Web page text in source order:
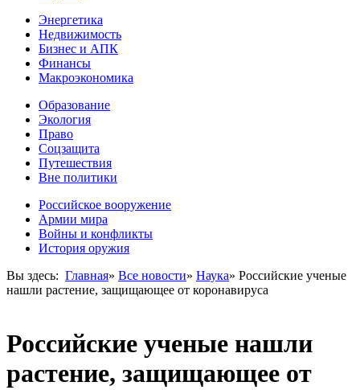
Энергетика
Недвижимость
Бизнес и АПК
Финансы
Макроэкономика
Образование
Экология
Право
Соцзащита
Путешествия
Вне политики
Российское вооружение
Армии мира
Войны и конфликты
История оружия
Вы здесь: Главная» Все новости» Наука» Российские ученые
нашли растение, защищающее от коронавируса
Российские ученые нашли
растение, защищающее от